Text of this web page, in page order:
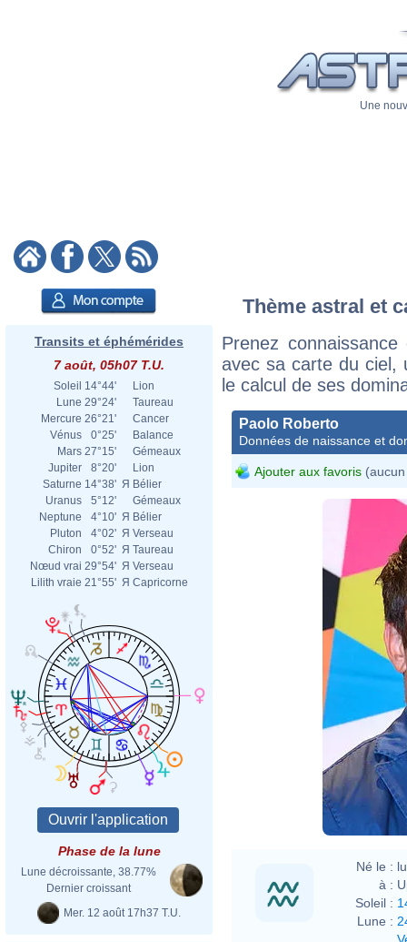
Une
Transits et éphémérides
7 août, 05h07 T.U.
Soleil 14°44'
Lion
Lune 29°24'
Taureau
Mercure 26°21'
Cancer
Vénus
0°25'
Balance
Mars 27°15'
Gémeaux
Jupiter
8°20'
Lion
Saturne 14°38' Я Bélier
Uranus
5°12'
Gémeaux
Neptune
4°10' Я Bélier
Pluton
4°02' Я Verseau
Chiron
0°52' Я Taureau
Nœud vrai 29°54' Я Verseau
Lilith vraie 21°55' Я Capricorne
Phase de la lune
Lune décroissante, 38.77%
Dernier croissant
Mer. 12 août 17h37 T.U.
Thème astral et
Prenez
avec sa carte du ciel,
le calcul de ses
Paolo Roberto
Données de naissance et
Ajouter aux favoris
Né le :
à :
Soleil :
Lune :